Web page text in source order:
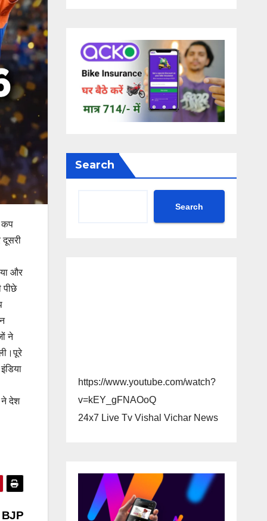
कप
और
पीछे
ने
ने देश
BJP
Search
Search
https://www.youtube.com/watch?
v=kEY_gFNAOoQ
24x7 Live Tv Vishal Vichar News